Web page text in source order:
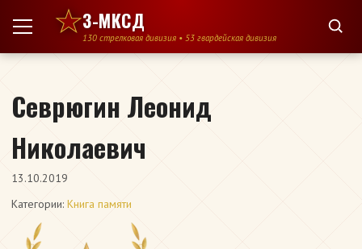
Перейти к содержимому
3-МКСД
130 стрелковая дивизия • 53 гвардейская дивизия
Севрюгин Леонид
Николаевич
13.10.2019
Категории: Книга памяти